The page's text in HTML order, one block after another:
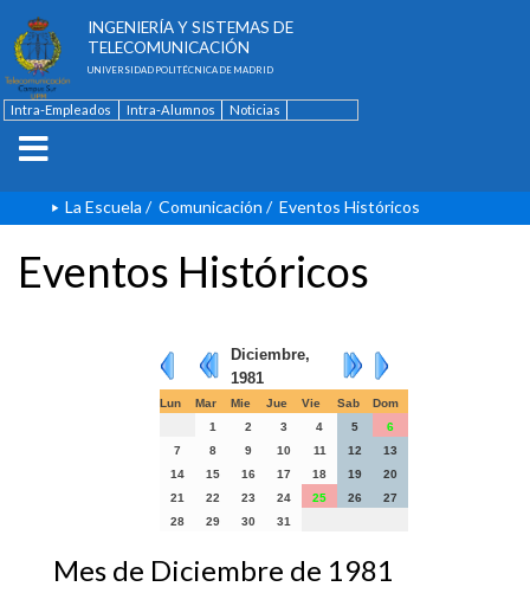
INGENIERÍA Y SISTEMAS DE
TELECOMUNICACIÓN
UNIVERSIDAD POLITÉCNICA DE MADRID
Intra-Empleados Intra-Alumnos
Noticias
La Escuela / Comunicación / Eventos Históricos
Eventos Históricos
Diciembre,
1981
Lun Mar Mie Jue Vie Sab
Dom
1
2 3 4 5
6
7
8 9 10 11 12
13
14
15 16 17 18 19
20
21
22 23 24 25 26
27
28
29 30 31
Mes de Diciembre de 1981